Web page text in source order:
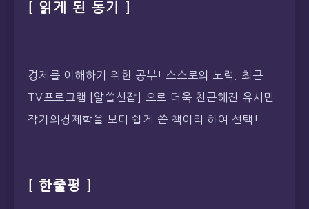
[ 읽게 된 동기 ]
경제를 이해하기 위한 공부! 스스로의 노력. 최근
TV프로그램 [알쓸신잡] 으로 더욱 친근해진 유시민
작가의경제학을 보다 쉽게 쓴 책이라 하여 선택!
[ 한줄평 ]